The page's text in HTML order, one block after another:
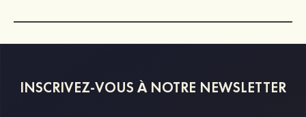
INSCRIVEZ-VOUS À NOTRE NEWSLETTER